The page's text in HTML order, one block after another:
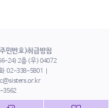
민번호)취급방침
24) 2층 (우) 04072
02-338-5801
3562